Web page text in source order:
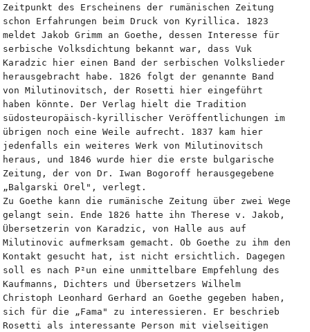
Zeitpunkt des Erscheinens der rumänischen Zeitung
schon Erfahrungen beim Druck von Kyrillica. 1823
meldet Jakob Grimm an Goethe, dessen Interesse für
serbische Volksdichtung bekannt war, dass Vuk
Karadzic hier einen Band der serbischen Volkslieder
herausgebracht habe. 1826 folgt der genannte Band
von Milutinovitsch, der Rosetti hier eingeführt
haben könnte. Der Verlag hielt die Tradition
südosteuropäisch-kyrillischer Veröffentlichungen im
übrigen noch eine Weile aufrecht. 1837 kam hier
jedenfalls ein weiteres Werk von Milutinovitsch
heraus, und 1846 wurde hier die erste bulgarische
Zeitung, der von Dr. Iwan Bogoroff herausgegebene
„Balgarski Orel", verlegt.
Zu Goethe kann die rumänische Zeitung über zwei Wege
gelangt sein. Ende 1826 hatte ihn Therese v. Jakob,
Übersetzerin von Karadzic, von Halle aus auf
Milutinovic aufmerksam gemacht. Ob Goethe zu ihm den
Kontakt gesucht hat, ist nicht ersichtlich. Dagegen
soll es nach P²un eine unmittelbare Empfehlung des
Kaufmanns, Dichters und Übersetzers Wilhelm
Christoph Leonhard Gerhard an Goethe gegeben haben,
sich für die „Fama" zu interessieren. Er beschrieb
Rosetti als interessante Person mit vielseitigen